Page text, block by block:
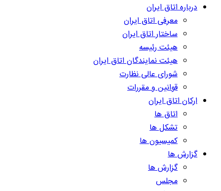
درباره اتاق ایران
معرفی اتاق ایران
ساختار اتاق ایران
هیئت رئیسه
هیئت نمایندگان اتاق ایران
شورای عالی نظارت
قوانین و مقررات
ارکان اتاق ایران
اتاق ها
تشکل ها
کمیسیون ها
گزارش ها
گزارش ها
مجلس